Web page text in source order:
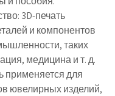
3D-печать
и компонентов
таких
медицина и т. д.
применяется для
ювелирных изделий,